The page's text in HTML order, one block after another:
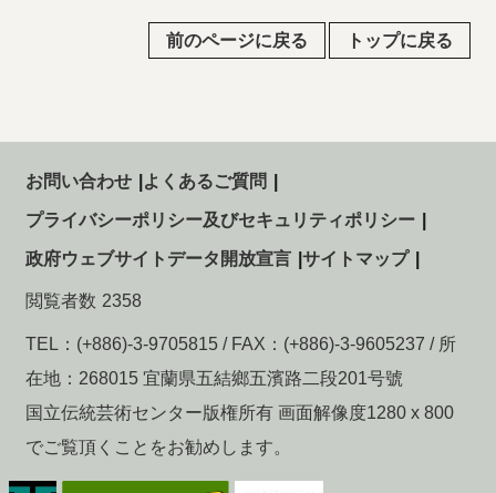
前のページに戻る トップに戻る
お問い合わせ よくあるご質問
プライバシーポリシー及びセキュリティポリシー
政府ウェブサイトデータ開放宣言 サイトマップ
閲覧者数 2358
TEL：(+886)-3-9705815 / FAX：(+886)-3-9605237 / 所
在地：268015 宜蘭県五結鄉五濱路二段201号號
国立伝統芸術センター版権所有 画面解像度1280 x 800
でご覧頂くことをお勧めします。